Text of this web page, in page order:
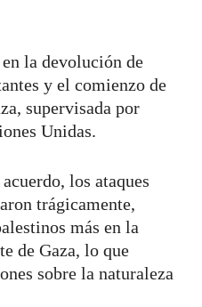
la devolución de
y el comienzo de
supervisada por
Unidas.
los ataques
trágicamente,
más en la
de Gaza, lo que
sobre la naturaleza